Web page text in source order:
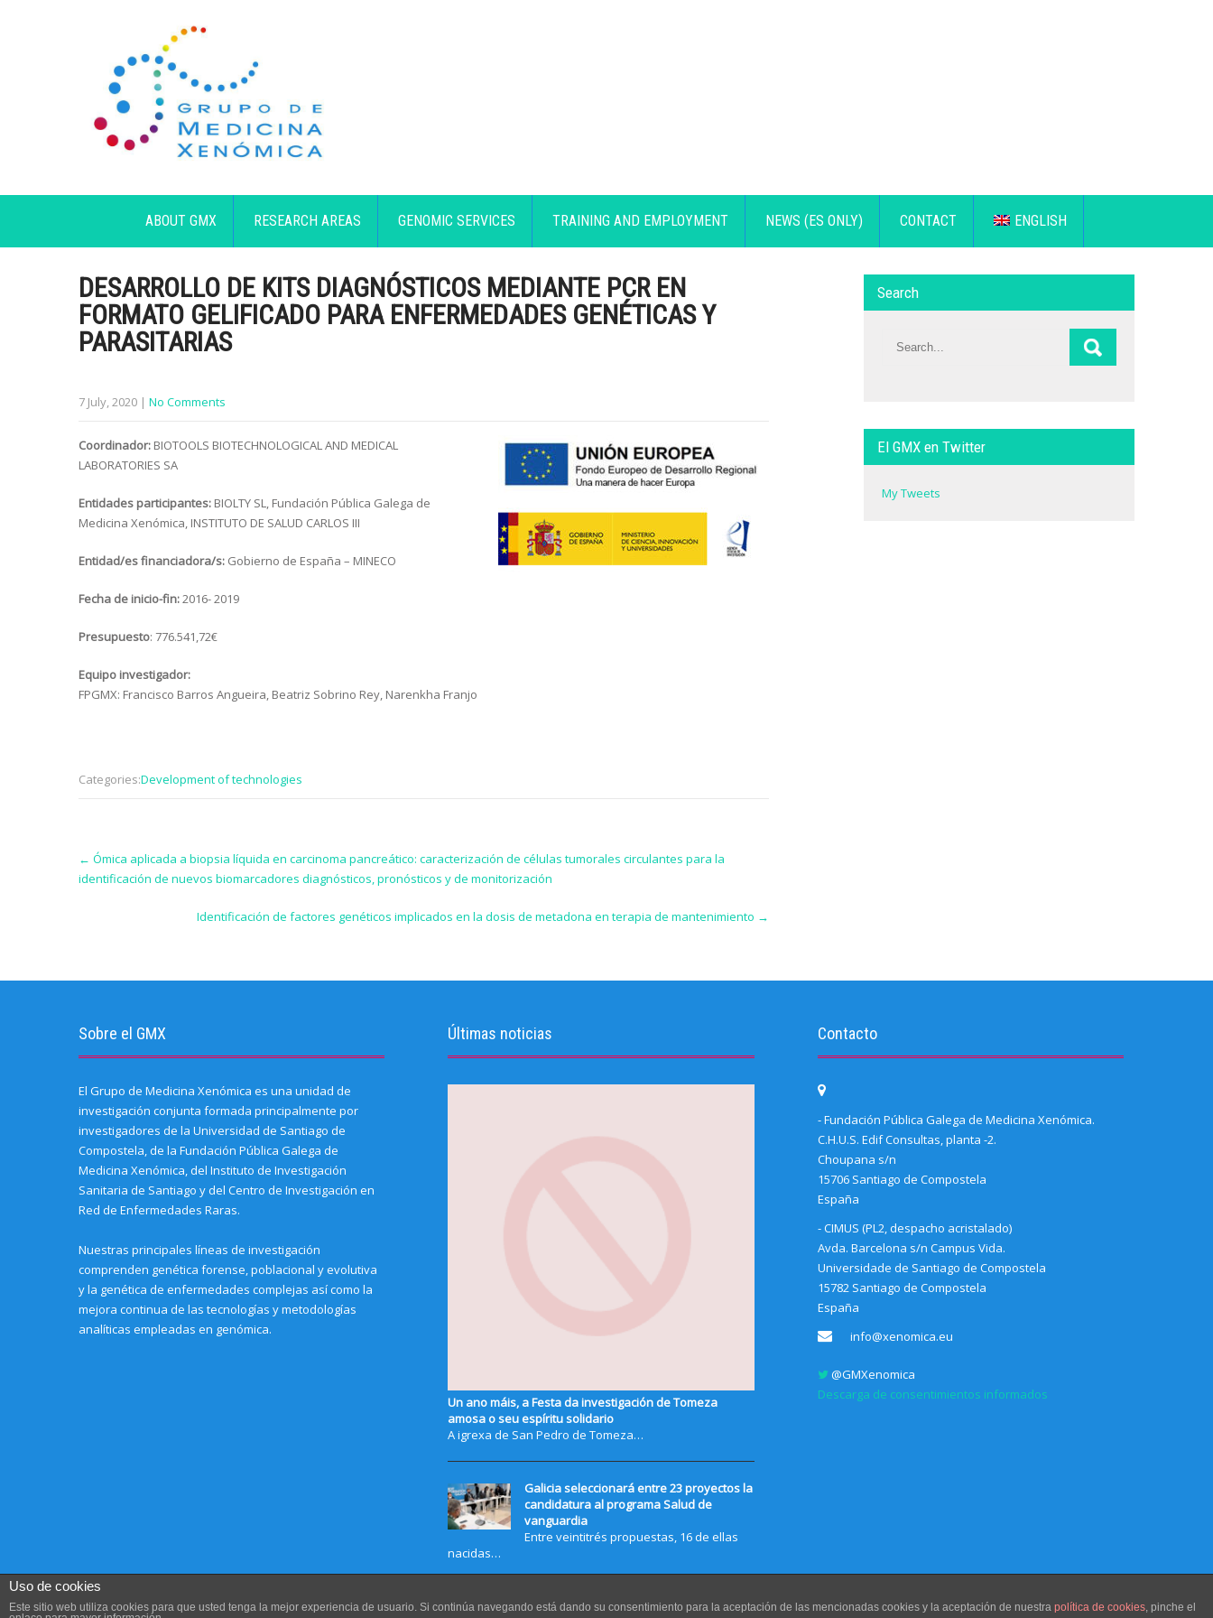
ABOUT GMX RESEARCH AREAS GENOMIC SERVICES TRAINING AND EMPLOYMENT NEWS (ES ONLY) CONTACT ENGLISH
DESARROLLO DE KITS DIAGNÓSTICOS MEDIANTE PCR EN
FORMATO GELIFICADO PARA ENFERMEDADES GENÉTICAS Y
PARASITARIAS
7 July, 2020 | No Comments
Coordinador: BIOTOOLS BIOTECHNOLOGICAL AND MEDICAL
LABORATORIES SA
Entidades participantes: BIOLTY SL, Fundación Pública Galega de
Medicina Xenómica, INSTITUTO DE SALUD CARLOS III
Entidad/es financiadora/s: Gobierno de España – MINECO
Fecha de inicio-fin:2016- 2019
Presupuesto: 776.541,72€
Equipo investigador:
FPGMX: Francisco Barros Angueira, Beatriz Sobrino Rey, Narenkha Franjo
Categories:Development of technologies
Post
navigation
← Ómica aplicada a biopsia líquida en carcinoma pancreático: caracterización de células tumorales circulantes para la
identificación de nuevos biomarcadores diagnósticos, pronósticos y de monitorización
Identificación de factores genéticos implicados en la dosis de metadona en terapia de mantenimiento →
Search
El GMX en Twitter
My Tweets
Sobre el GMX
El Grupo de Medicina Xenómica es una unidad de
investigación conjunta formada principalmente por
investigadores de la Universidad de Santiago de
Compostela, de la Fundación Pública Galega de
Medicina Xenómica, del Instituto de Investigación
Sanitaria de Santiago y del Centro de Investigación en
Red de Enfermedades Raras.
Nuestras principales líneas de investigación
comprenden genética forense, poblacional y evolutiva
y la genética de enfermedades complejas así como la
mejora continua de las tecnologías y metodologías
analíticas empleadas en genómica.
Últimas noticias
Un ano máis, a Festa da investigación de Tomeza
amosa o seu espíritu solidario
A igrexa de San Pedro de Tomeza…
Galicia seleccionará entre 23 proyectos la
candidatura al programa Salud de
vanguardia
Entre veintitrés propuestas, 16 de ellas
nacidas…
Contacto
- Fundación Pública Galega de Medicina Xenómica.
C.H.U.S. Edif Consultas, planta -2.
Choupana s/n
15706 Santiago de Compostela
España
- CIMUS (PL2, despacho acristalado)
Avda. Barcelona s/n Campus Vida.
Universidade de Santiago de Compostela
15782 Santiago de Compostela
España
info@xenomica.eu
@GMXenomica
Descarga de consentimientos informados
Uso de cookies
Este sitio web utiliza cookies para que usted tenga la mejor experiencia de usuario. Si continúa navegando está dando su consentimiento para la aceptación de las mencionadas cookies y la aceptación de nuestra política de cookies, pinche el